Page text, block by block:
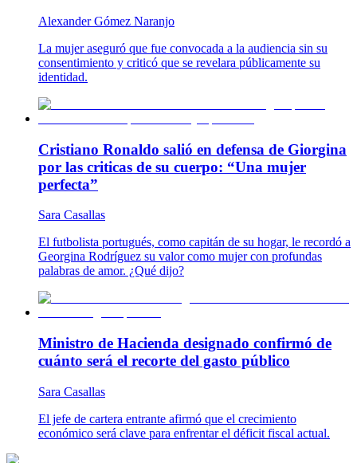
Alexander Gómez Naranjo
La mujer aseguró que fue convocada a la audiencia sin su
consentimiento y criticó que se revelara públicamente su
identidad.
Cristiano Ronaldo salió en defensa de Giorgina
por las criticas de su cuerpo: “Una mujer
perfecta”
Sara Casallas
El futbolista portugués, como capitán de su hogar, le recordó a
Georgina Rodríguez su valor como mujer con profundas
palabras de amor. ¿Qué dijo?
Ministro de Hacienda designado confirmó de
cuánto será el recorte del gasto público
Sara Casallas
El jefe de cartera entrante afirmó que el crecimiento
económico será clave para enfrentar el déficit fiscal actual.